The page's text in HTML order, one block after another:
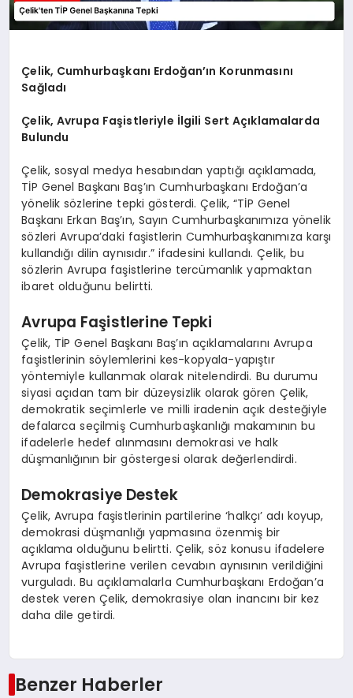
Çelik, Cumhurbaşkanı Erdoğan’ın Korunmasını
Sağladı
Çelik, Avrupa Faşistleriyle İlgili Sert Açıklamalarda
Bulundu
Çelik, sosyal medya hesabından yaptığı açıklamada,
TİP Genel Başkanı Baş’ın Cumhurbaşkanı Erdoğan’a
yönelik sözlerine tepki gösterdi. Çelik, “TİP Genel
Başkanı Erkan Baş’ın, Sayın Cumhurbaşkanımıza yönelik
sözleri Avrupa’daki faşistlerin Cumhurbaşkanımıza karşı
kullandığı dilin aynısıdır.” ifadesini kullandı. Çelik, bu
sözlerin Avrupa faşistlerine tercümanlık yapmaktan
ibaret olduğunu belirtti.
Avrupa Faşistlerine Tepki
Çelik, TİP Genel Başkanı Baş’ın açıklamalarını Avrupa
faşistlerinin söylemlerini kes-kopyala-yapıştır
yöntemiyle kullanmak olarak nitelendirdi. Bu durumu
siyasi açıdan tam bir düzeysizlik olarak gören Çelik,
demokratik seçimlerle ve milli iradenin açık desteğiyle
defalarca seçilmiş Cumhurbaşkanlığı makamının bu
ifadelerle hedef alınmasını demokrasi ve halk
düşmanlığının bir göstergesi olarak değerlendirdi.
Demokrasiye Destek
Çelik, Avrupa faşistlerinin partilerine ‘halkçı’ adı koyup,
demokrasi düşmanlığı yapmasına özenmiş bir
açıklama olduğunu belirtti. Çelik, söz konusu ifadelere
Avrupa faşistlerine verilen cevabın aynısının verildiğini
vurguladı. Bu açıklamalarla Cumhurbaşkanı Erdoğan’a
destek veren Çelik, demokrasiye olan inancını bir kez
daha dile getirdi.
Benzer Haberler